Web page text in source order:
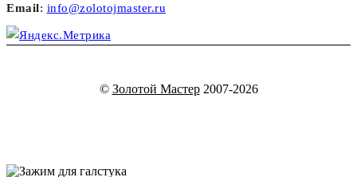
Email: info@zolotojmaster.ru
© Золотой Мастер2007-2026